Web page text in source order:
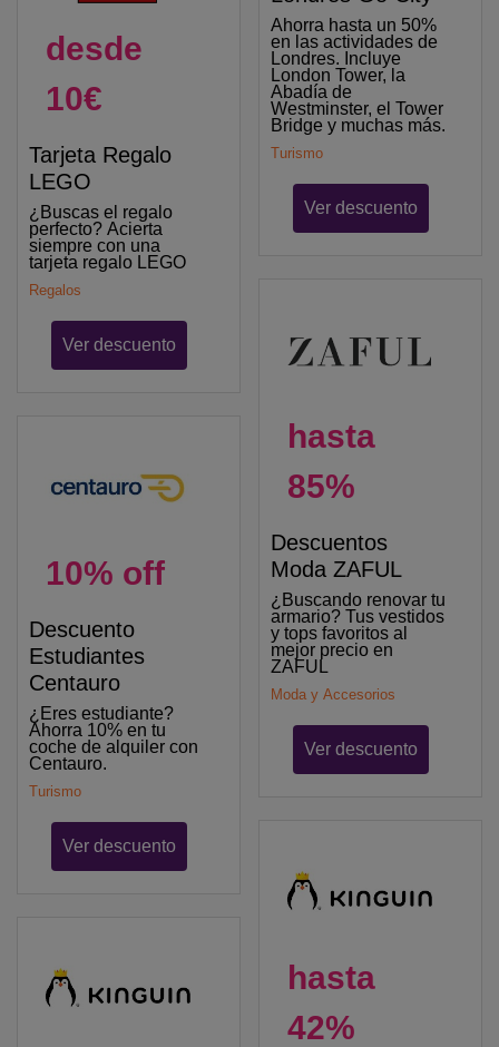
desde
10€
Tarjeta Regalo
LEGO
¿Buscas el regalo
perfecto? Acierta
siempre con una
tarjeta regalo LEGO
Regalos
Ver descuento
10% off
Descuento
Estudiantes
Centauro
¿Eres estudiante?
Ahorra 10% en tu
coche de alquiler con
Centauro.
Turismo
Ver descuento
Ahorra hasta un 50%
en las actividades de
Londres. Incluye
London Tower, la
Abadía de
Westminster, el Tower
Bridge y muchas más.
Turismo
Ver descuento
hasta
85%
Descuentos
Moda ZAFUL
¿Buscando renovar tu
armario? Tus vestidos
y tops favoritos al
mejor precio en
ZAFUL
Moda y Accesorios
Ver descuento
hasta
42%